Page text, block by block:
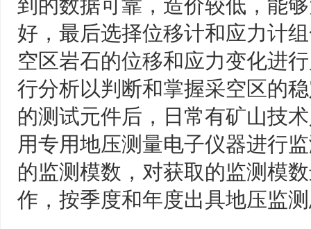
到的数据可靠，造价较低，能
好，最后选择位移计和应力计
空区岩石的位移和应力变化进
行分析以判断和掌握采空区的
的测试元件后，日常有矿山技
用专用地压测量电子仪器进行
的监测模数，对获取的监测模
作，按季度和年度出具地压监